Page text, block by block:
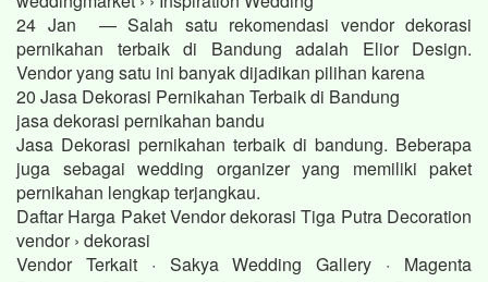
24 Jan — Salah satu rekomendasi vendor dekorasi
pernikahan terbaik di Bandung adalah Elior Design.
Vendor yang satu ini banyak dijadikan pilihan karena
20 Jasa Dekorasi Pernikahan Terbaik di Bandung
jasa dekorasi pernikahan bandu
Jasa Dekorasi pernikahan terbaik di bandung. Beberapa
juga sebagai wedding organizer yang memiliki paket
pernikahan lengkap terjangkau.
Daftar Harga Paket Vendor dekorasi Tiga Putra Decoration
vendor › dekorasi
Vendor Terkait · Sakya Wedding Gallery · Magenta